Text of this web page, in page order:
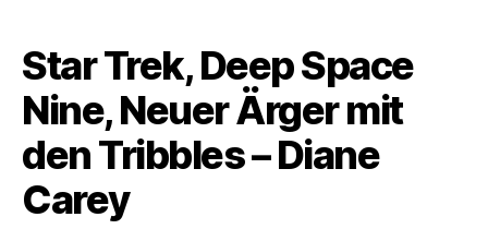
Star Trek, Deep Space
Nine, Neuer Ärger mit
den Tribbles – Diane
Carey